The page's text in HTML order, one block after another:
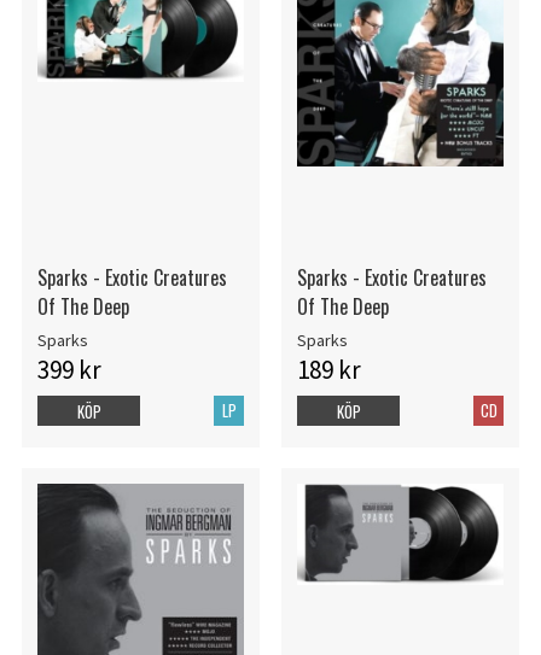
Sparks - Exotic Creatures
Of The Deep
Sparks
399 kr
LP
KÖP
Sparks - Exotic Creatures
Of The Deep
Sparks
189 kr
CD
KÖP